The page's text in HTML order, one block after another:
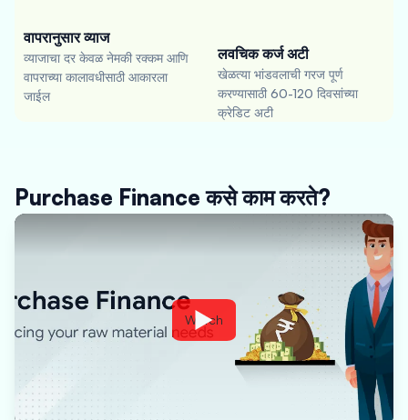
वापरानुसार व्याज
व्याजाचा दर केवळ नेमकी रक्कम आणि
वापराच्या कालावधीसाठी आकारला
जाईल
लवचिक कर्ज अटी
खेळत्या भांडवलाची गरज पूर्ण
करण्यासाठी 60-120 दिवसांच्या
क्रेडिट अटी
Purchase Finance कसे काम करते?
Watch